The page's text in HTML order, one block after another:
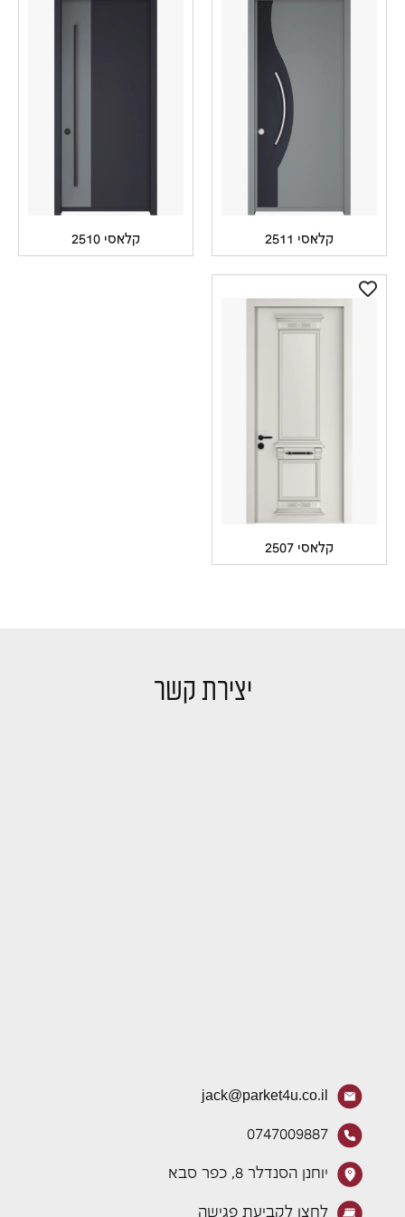
קלאסי 2511 קלאסי 2510
קלאסי 2507
יצירת קשר
jack@parket4u.co.il
0747009887
יוחנן הסנדלר 8, כפר סבא
לחצו לקביעת פגישה